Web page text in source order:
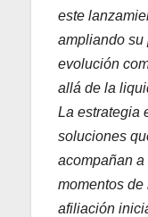
este
ampliando su
evolución
allá de la
La estrategia
soluciones
acompañan
momentos
afiliación